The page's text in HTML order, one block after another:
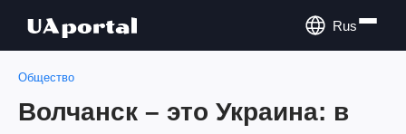
Rus
Общество
Волчанск – это Украина: в